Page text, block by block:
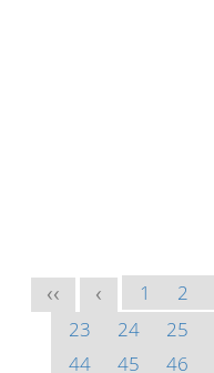
<< < 1 2
23
24 25
44
45 46